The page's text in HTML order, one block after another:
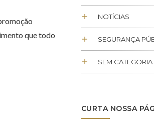
que todo
NOTÍCIAS
SEGURANÇA
SEM CATEGORIA
CURTA NOSSA